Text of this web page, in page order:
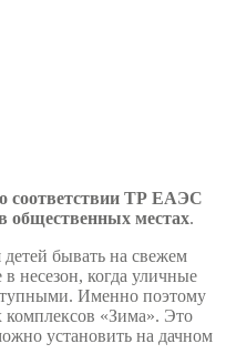
соответствии ТР ЕАЭС
общественных местах.
бывать на свежем
несезон, когда уличные
Именно поэтому
«Зима». Это
установить на дачном